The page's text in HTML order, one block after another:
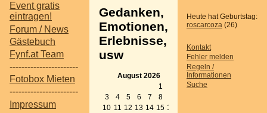
Event gratis
eintragen!
Forum / News
Gästebuch
Fynf.at Team
-----------------------
Fotobox Mieten
-----------------------
Impressum
Heute hat Geburtstag:
roscarcoza (26)
Kontakt
Fehler melden
Regeln /
Informationen
Suche
Gedanken,
Emotionen,
Erlebnisse,
usw
August 2026
1
3
4 5 6 7 8
10 11 12 13 14 15 16
Zeige die
letzten Beiträge